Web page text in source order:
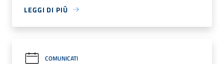
LEGGI DI PIÙ
COMUNICATI